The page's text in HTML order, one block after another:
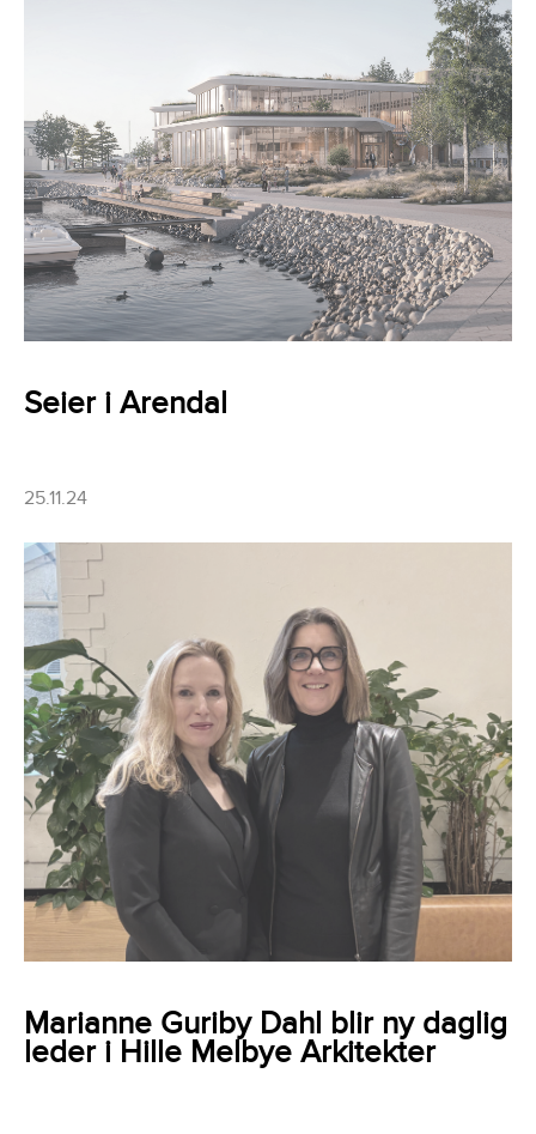
Seier i Arendal
25.11.24
Marianne Guriby Dahl blir ny daglig
leder i Hille Melbye Arkitekter